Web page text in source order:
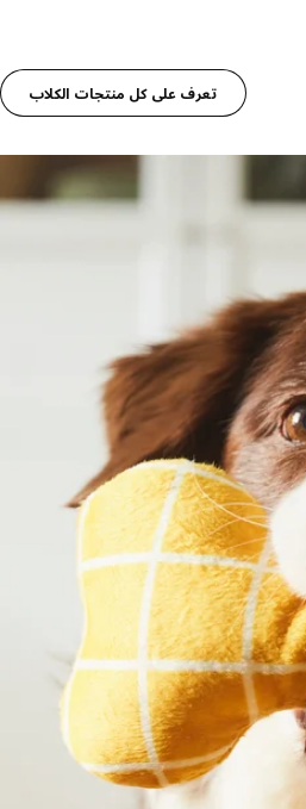
تعرف على كل منتجات الكلاب